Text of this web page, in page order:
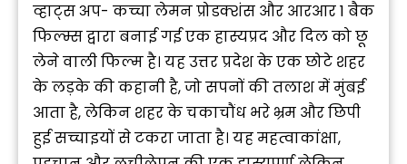
व्हाट्स अप- कच्चा लेमन प्रोडक्शंस और आरआर 1 बैक
फिल्म्स द्वारा बनाई गई एक हास्यप्रद और दिल को छू
लेने वाली फिल्म है। यह उत्तर प्रदेश के एक छोटे शहर
के लड़के की कहानी है, जो सपनों की तलाश में मुंबई
आता है, लेकिन शहर के चकाचौंध भरे भ्रम और छिपी
हुई सच्चाइयों से टकरा जाता है। यह महत्वाकांक्षा,